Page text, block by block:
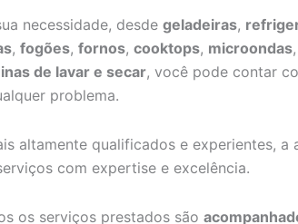
necessidade, desde geladeiras,
, fogões, fornos, cooktops, microondas,
de lavar e secar, você pode contar
problema.
altamente qualificados e experientes, a
com expertise e excelência.
os serviços prestados são